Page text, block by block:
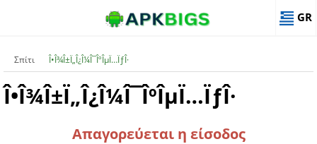
GR
Σπίτι Î•Î¾Î±Ï„Î¿Î¼Î¯ÎºÎµÏ…ÏƒÎ·
Î•Î¾Î±Ï„Î¿Î¼Î¯ÎºÎµÏ…ÏƒÎ·
Απαγορεύεται η είσοδος